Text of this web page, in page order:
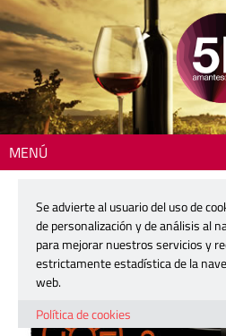
MENÚ
2510-lo-alto-g
16 octubre, 2025
Se advierte al usuario del uso de
de personalización y de análisis al
para mejorar nuestros servicios y
estrictamente estadística de la
web.
Política de cookies